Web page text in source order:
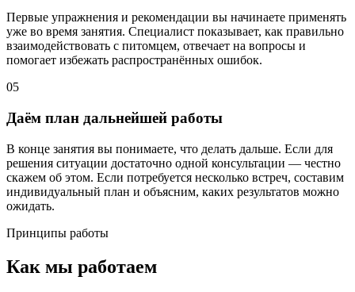
Первые упражнения и рекомендации вы начинаете применять
уже во время занятия. Специалист показывает, как правильно
взаимодействовать с питомцем, отвечает на вопросы и
помогает избежать распространённых ошибок.
05
Даём план дальнейшей работы
В конце занятия вы понимаете, что делать дальше. Если для
решения ситуации достаточно одной консультации — честно
скажем об этом. Если потребуется несколько встреч, составим
индивидуальный план и объясним, каких результатов можно
ожидать.
Принципы работы
Как мы работаем